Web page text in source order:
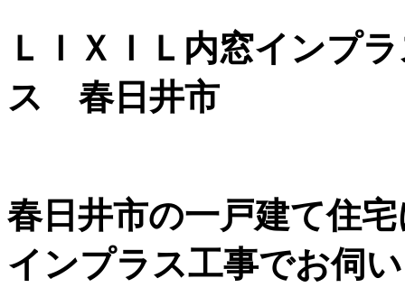
ＬＩＸＩＬ内窓インプ
ス 春日井市
春日井市の一戸建て住
インプラス工事でお伺